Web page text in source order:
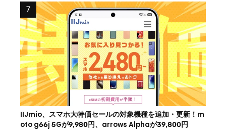
IIJmio、スマホ大特価セールの対象機種を追加・更新！m
oto g66j 5Gが9,980円、arrows Alphaが39,800円